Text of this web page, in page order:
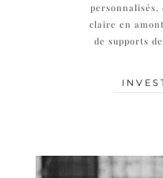
personnalisés,
claire en
de supports